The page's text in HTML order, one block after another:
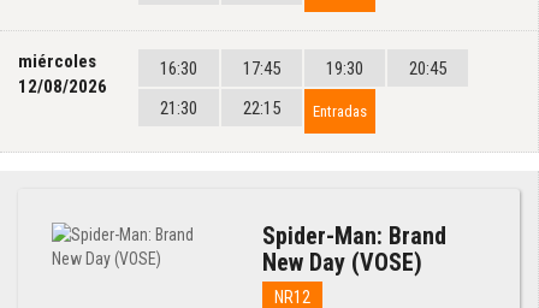
miércoles
12/08/2026
16:30 17:45 19:30
20:45
21:30
22:15 Entradas
Spider-Man: Brand
New Day (VOSE)
NR12